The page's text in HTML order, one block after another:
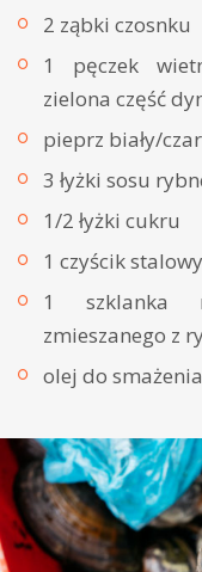
2 ząbki czosnku
1 pęczek
zielona część
pieprz biały/
3 łyżki sosu
1/2 łyżki cukru
1 czyścik stalowy
1 szklanka
zmieszanego z
olej do